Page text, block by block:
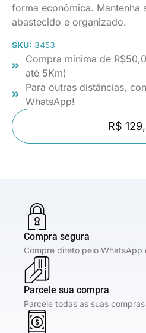
forma econômica. Mantenha
abastecido e organizado.
SKU: 3453
Compra mínima de
até 5Km)
Para outras distâncias,
WhatsApp!
R$
Compra segura
Compre direto pelo
Parcele sua compra
Parcele todas as suas